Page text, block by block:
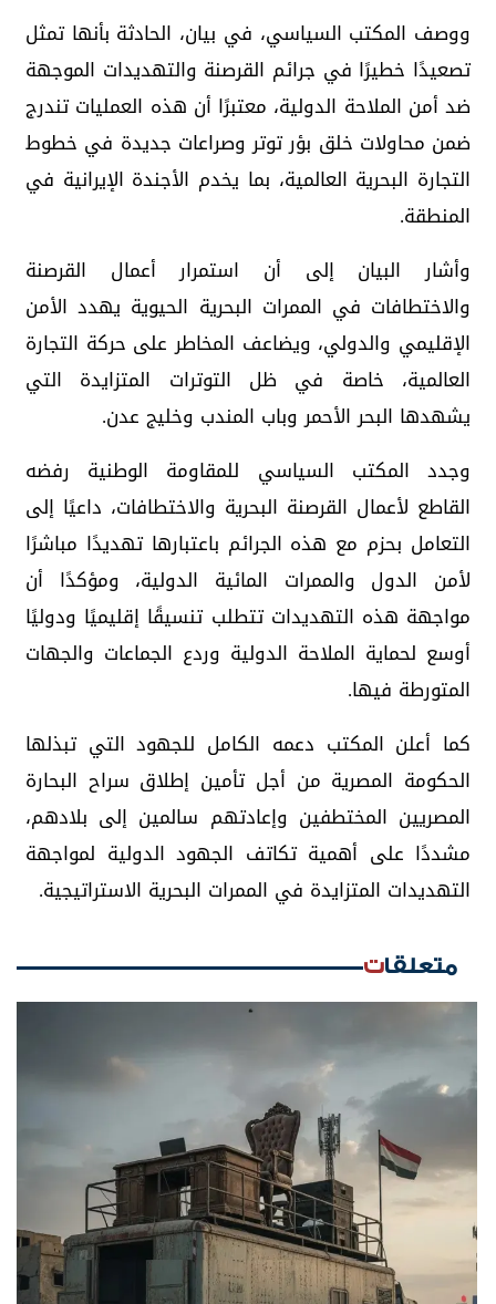
ووصف المكتب السياسي، في بيان، الحادثة بأنها تمثل
تصعيدًا خطيرًا في جرائم القرصنة والتهديدات الموجهة
ضد أمن الملاحة الدولية، معتبرًا أن هذه العمليات تندرج
ضمن محاولات خلق بؤر توتر وصراعات جديدة في خطوط
التجارة البحرية العالمية، بما يخدم الأجندة الإيرانية في
المنطقة.
وأشار البيان إلى أن استمرار أعمال القرصنة
والاختطافات في الممرات البحرية الحيوية يهدد الأمن
الإقليمي والدولي، ويضاعف المخاطر على حركة التجارة
العالمية، خاصة في ظل التوترات المتزايدة التي
يشهدها البحر الأحمر وباب المندب وخليج عدن.
وجدد المكتب السياسي للمقاومة الوطنية رفضه
القاطع لأعمال القرصنة البحرية والاختطافات، داعيًا إلى
التعامل بحزم مع هذه الجرائم باعتبارها تهديدًا مباشرًا
لأمن الدول والممرات المائية الدولية، ومؤكدًا أن
مواجهة هذه التهديدات تتطلب تنسيقًا إقليميًا ودوليًا
أوسع لحماية الملاحة الدولية وردع الجماعات والجهات
المتورطة فيها.
كما أعلن المكتب دعمه الكامل للجهود التي تبذلها
الحكومة المصرية من أجل تأمين إطلاق سراح البحارة
المصريين المختطفين وإعادتهم سالمين إلى بلادهم،
مشددًا على أهمية تكاتف الجهود الدولية لمواجهة
التهديدات المتزايدة في الممرات البحرية الاستراتيجية.
متعلقات